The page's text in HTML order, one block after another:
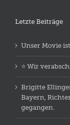
Letzte Beiträge
Unser Movie
⭐️ Wir
Brigitte
Bayern,
gegangen.